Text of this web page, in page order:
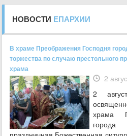
НОВОСТИ ЕПАРХИИ
В храме Преображения Господня
торжества по случаю престольного
храма
2
2
храма
города